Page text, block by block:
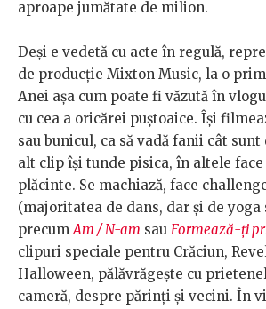
aproape jumătate de milion.
Deși e vedetă cu acte în regulă,
de producție Mixton Music, la o
Anei așa cum poate fi văzută în
cu cea a oricărei puștoaice. Își
sau bunicul, ca să vadă fanii cât
alt clip își tunde pisica, în altele
plăcinte. Se machiază, face
(majoritatea de dans, dar și de yoga
precumAm / N-am sau Formează-ți
clipuri speciale pentru Crăciun,
Halloween, pălăvrăgește cu
cameră, despre părinți și vecini. În